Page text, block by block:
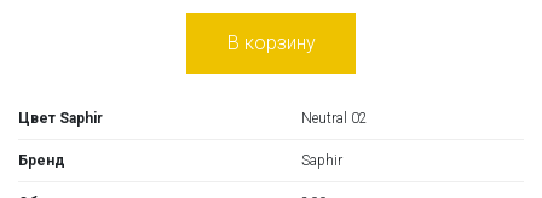
В корзину
Цвет Saphir Neutral 02
Бренд Saphir